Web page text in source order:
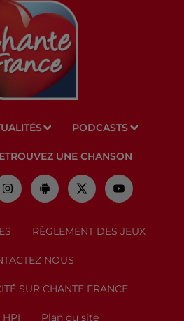
PODCASTS
UNE CHANSON
RÈGLEMENT DES JEUX
NOUS
SUR CHANTE FRANCE
HPI Plan du site